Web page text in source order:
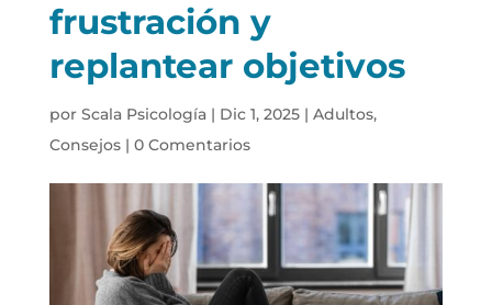
frustración y
replantear objetivos
por Scala Psicología| Dic 1, 2025| Adultos,
Consejos| 0 Comentarios